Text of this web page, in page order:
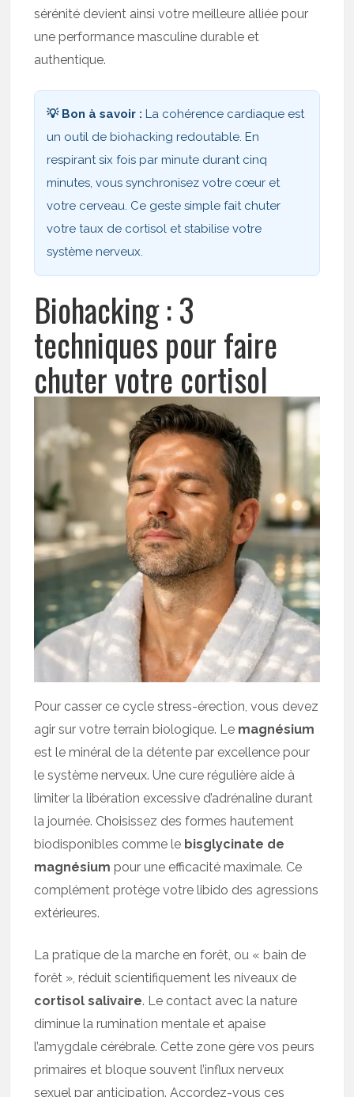
sérénité devient ainsi votre meilleure alliée pour
une performance masculine durable et
authentique.
💡 Bon à savoir : La cohérence cardiaque est
un outil de biohacking redoutable. En
respirant six fois par minute durant cinq
minutes, vous synchronisez votre cœur et
votre cerveau. Ce geste simple fait chuter
votre taux de cortisol et stabilise votre
système nerveux.
Biohacking : 3
techniques pour faire
chuter votre cortisol
Pour casser ce cycle stress-érection, vous devez
agir sur votre terrain biologique. Le magnésium
est le minéral de la détente par excellence pour
le système nerveux. Une cure régulière aide à
limiter la libération excessive d’adrénaline durant
la journée. Choisissez des formes hautement
biodisponibles comme le bisglycinate de
magnésium pour une efficacité maximale. Ce
complément protège votre libido des agressions
extérieures.
La pratique de la marche en forêt, ou « bain de
forêt », réduit scientifiquement les niveaux de
cortisol salivaire. Le contact avec la nature
diminue la rumination mentale et apaise
l’amygdale cérébrale. Cette zone gère vos peurs
primaires et bloque souvent l’influx nerveux
sexuel par anticipation. Accordez-vous ces